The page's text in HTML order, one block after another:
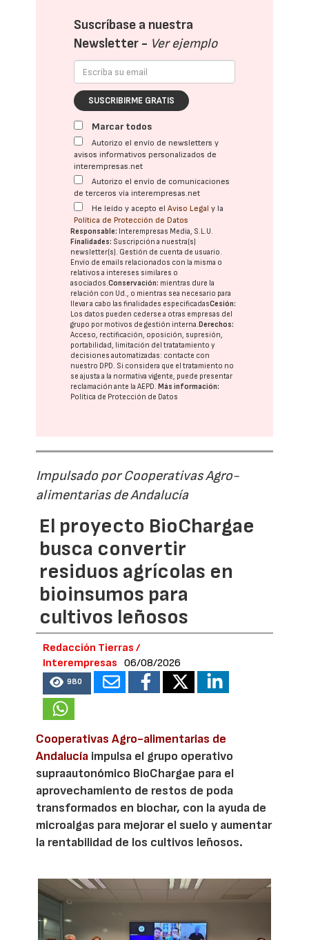
Suscríbase a nuestra
Newsletter - Ver ejemplo
SUSCRIBIRME GRATIS
Marcar todos
Autorizo el envío de newsletters y
avisos informativos personalizados de
interempresas.net
Autorizo el envío de comunicaciones
de terceros vía interempresas.net
He leído y acepto elAviso Legal y la
Política de Protección de Datos
Responsable: Interempresas Media, S.L.U.
Finalidades: Suscripción a nuestra(s)
newsletter(s). Gestión de cuenta de usuario.
Envío de emails relacionados con la misma o
relativos a intereses similares o
asociados.Conservación: mientras dure la
relación con Ud., o mientras sea necesario para
llevar a cabo las finalidades especificadasCesión:
Los datos pueden cederse a otras empresas del
grupo por motivos de gestión interna. Derechos:
Acceso, rectificación, oposición, supresión,
portabilidad, limitación del tratatamiento y
decisiones automatizadas: contacte con
nuestro DPD. Si considera que el tratamiento no
se ajusta a la normativa vigente, puede presentar
reclamación ante laAEPD. Más información:
Política de Protección de Datos
Impulsado por Cooperativas Agro-
alimentarias de Andalucía
El proyecto BioChargae
busca convertir
residuos agrícolas en
bioinsumos para
cultivos leñosos
Redacción Tierras /
Interempresas
06/08/2026
980
Cooperativas Agro-alimentarias de
Andalucía impulsa el grupo operativo
supraautonómico BioChargae para el
aprovechamiento de restos de poda
transformados en biochar, con la ayuda de
microalgas para mejorar el suelo y aumentar
la rentabilidad de los cultivos leñosos.